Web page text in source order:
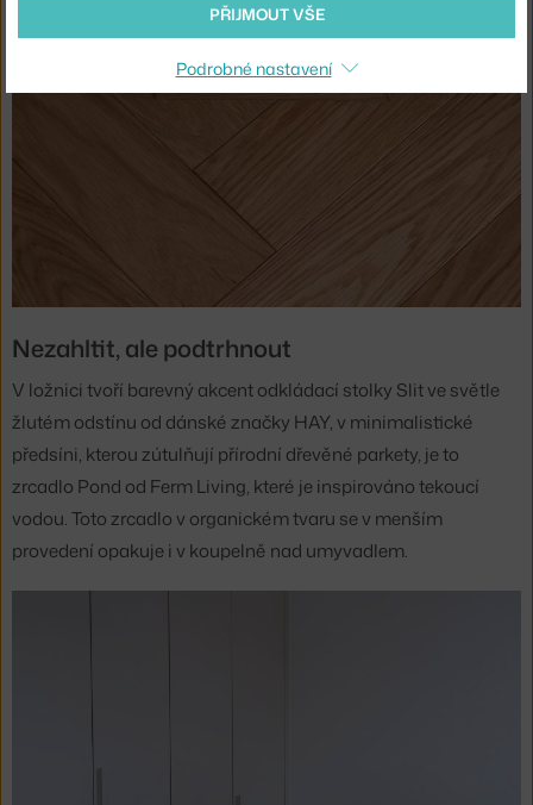
Nezahltit, ale podtrhnout
V ložnici tvoří barevný akcent odkládací stolky Slit ve světle
žlutém odstínu od dánské značky HAY, v minimalistické
předsíni, kterou zútulňují přírodní dřevěné parkety, je to
zrcadlo Pond od Ferm Living, které je inspirováno tekoucí
vodou. Toto zrcadlo v organickém tvaru se v menším
provedení opakuje i v koupelně nad umyvadlem.
PŘIJMOUT VŠE
Podrobné nastavení